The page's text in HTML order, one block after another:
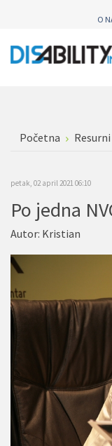
O
Početna
petak, 02 april 2021 06:10
Po jedna
Autor: Kristian